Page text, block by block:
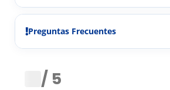
Preguntas Frecuentes
/ 5